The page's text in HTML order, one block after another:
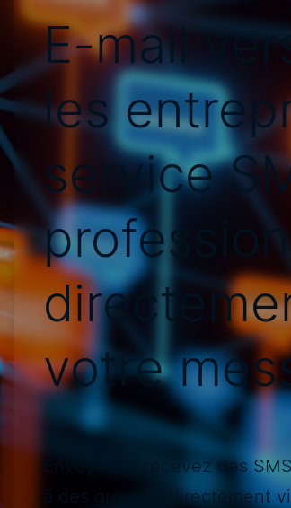
E-mail
les
service
votre
Envoyez et recevez des
à des groupes directement